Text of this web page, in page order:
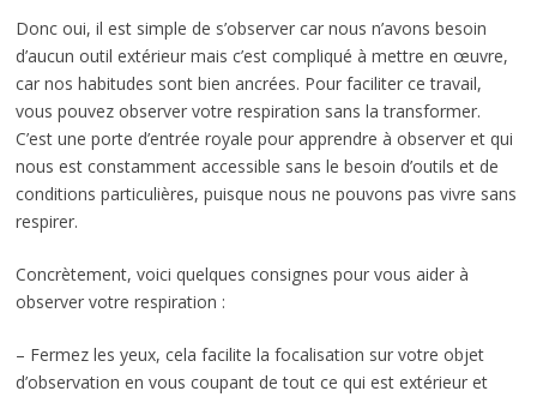
Donc oui, il est simple de s’observer car nous n’avons besoin
d’aucun outil extérieur mais c’est compliqué à mettre en œuvre,
car nos habitudes sont bien ancrées. Pour faciliter ce travail,
vous pouvez observer votre respiration sans la transformer.
C’est une porte d’entrée royale pour apprendre à observer et qui
nous est constamment accessible sans le besoin d’outils et de
conditions particulières, puisque nous ne pouvons pas vivre sans
respirer.
Concrètement, voici quelques consignes pour vous aider à
observer votre respiration :
– Fermez les yeux, cela facilite la focalisation sur votre objet
d’observation en vous coupant de tout ce qui est extérieur et